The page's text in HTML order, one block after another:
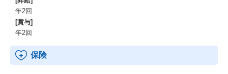
年2回
[賞与]
年2回
保険